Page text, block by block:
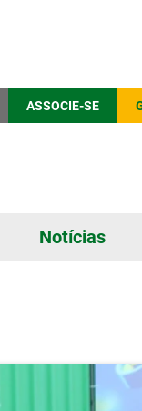
ASSOCIE-SE
Notícias